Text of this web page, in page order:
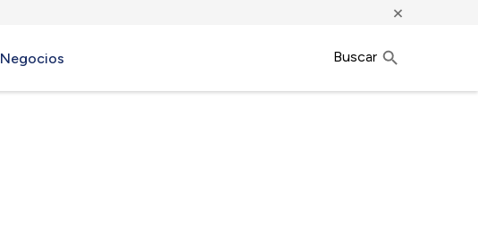
×
Negocios Buscar